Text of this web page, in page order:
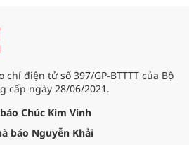
điện tử số 397/GP-BTTTT của Bộ
cấp ngày 28/06/2021.
Chúc Kim Vinh
báo Nguyễn Khải